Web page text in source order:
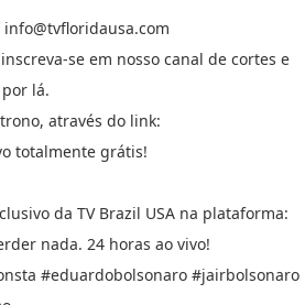
info@tvfloridausa.com
se em nosso canal de cortes e
lá.
através do link:
totalmente grátis!
da TV Brazil USA na plataforma:
nada. 24 horas ao vivo!
#eduardobolsonaro #jairbolsonaro